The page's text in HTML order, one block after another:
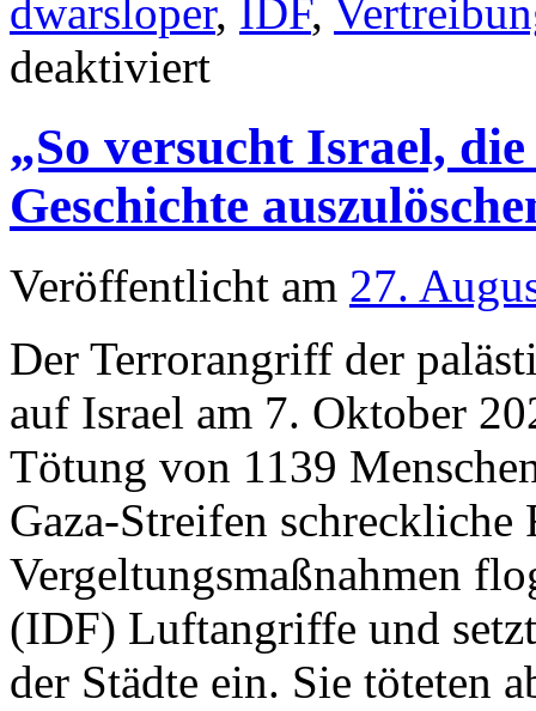
dwarsloper, IDF,
deaktiviert
Einwohner
und
CNN-
Kamerateam
im
Bataillon
suspendiert
„So versucht Israel,
Geschichte
Veröffentlicht am 27.
Der Terrorangriff der
auf Israel am 7. Oktober
Tötung von 1139
Gaza-Streifen
Vergeltungsmaßnahmen
(IDF) Luftangriffe und
der Städte ein. Sie töteten